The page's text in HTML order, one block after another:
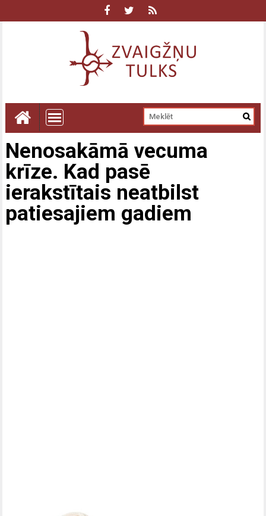
Nenosakāmā vecuma
krīze. Kad pasē
ierakstītais neatbilst
patiesajiem gadiem